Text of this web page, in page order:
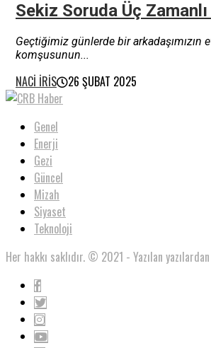
Sekiz Soruda Üç
Geçtiğimiz günlerde bir
komşusunun...
NACI İRIS 26 ŞUBAT 2025
Genel
Enerji
Gezi
Güncel
Mizah
Siyaset
Teknoloji
Her hakkı saklıdır. © 2021 - Yazılan